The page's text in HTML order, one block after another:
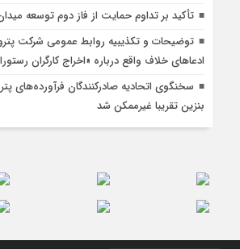
تأکید بر تداوم حمایت از فاز دوم توسعه
توضیحات و تکذیبیه روابط عمومی شرکت
ادعاهای خلاف واقع درباره «اخراج کارگران
سخنگوی اتحادیه صادرکنندگان فرآورده‌های
بنزین تقریبا غیرممکن شد